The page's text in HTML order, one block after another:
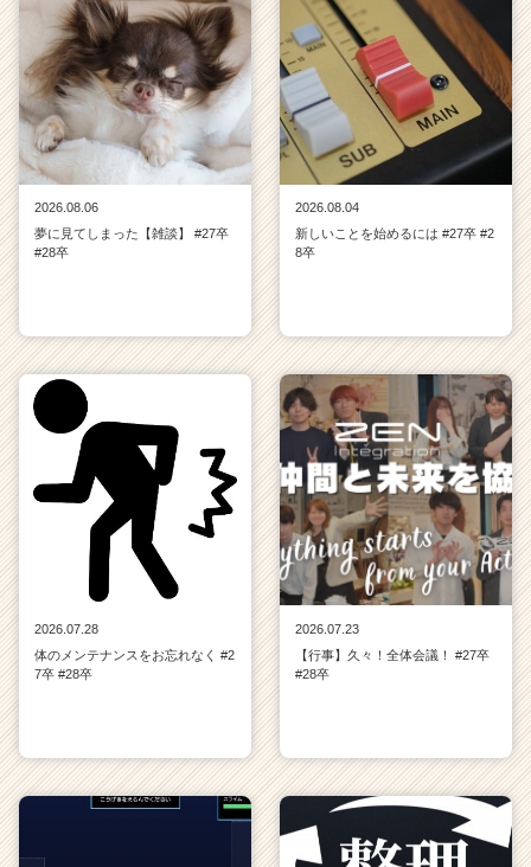
2026.08.06
夢に見てしまった【雑談】 #27卒
#28卒
2026.08.04
新しいことを始めるには #27卒 #2
8卒
2026.07.28
体のメンテナンスをお忘れなく #2
7卒 #28卒
2026.07.23
【行事】久々！全体会議！ #27卒
#28卒